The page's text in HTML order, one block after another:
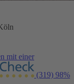
mit einer
(319) 98%